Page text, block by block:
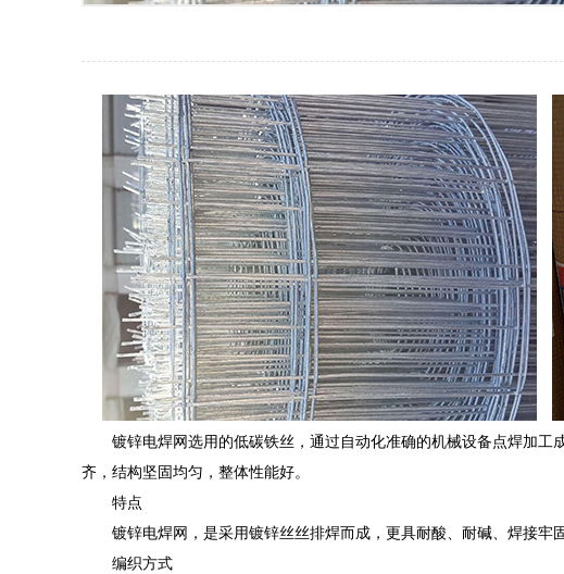
镀锌电焊网选用的低碳铁丝，通过自动化准确的机械设备点焊加
齐，结构坚固均匀，整体性能好。
特点
镀锌电焊网，是采用镀锌丝丝排焊而成，更具耐酸、耐碱、焊接牢
编织方式